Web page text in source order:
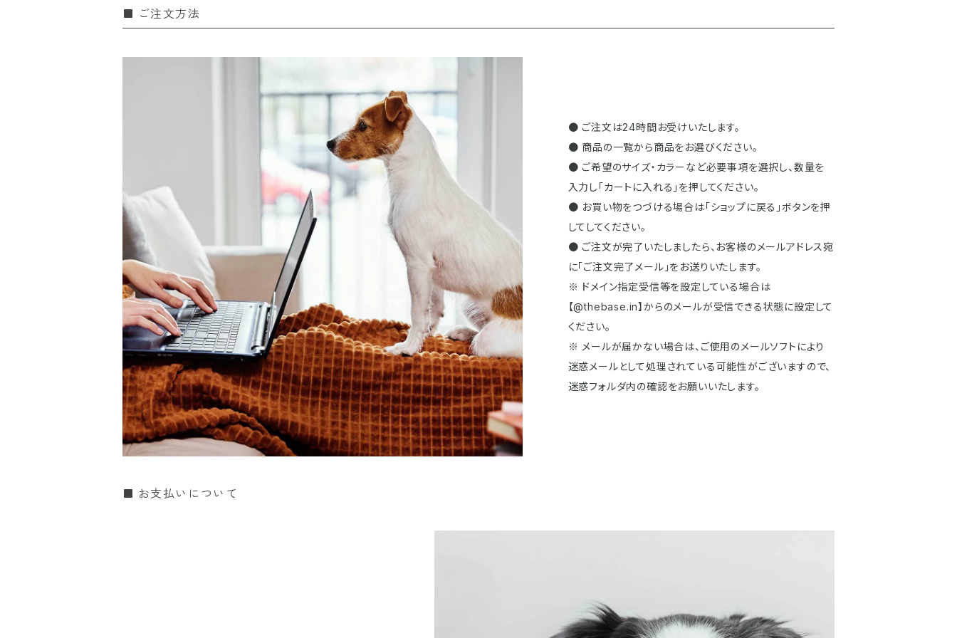
ご注文方法
● ご注文は24時間お受けいたします。
● 商品の一覧から商品をお選びください。
● ご希望のサイズ・カラーなど必要事項を選択し、数量を
入力し「カートに入れる」を押してください。
● お買い物をつづける場合は「ショップに戻る」ボタンを押
してしてください。
● ご注文が完了いたしましたら、お客様のメールアドレス宛
に「ご注文完了メール」をお送りいたします。
※ ドメイン指定受信等を設定している場合は
【@thebase.in】からのメールが受信できる状態に設定して
ください。
※ メールが届かない場合は、ご使用のメールソフトにより
迷惑メールとして処理されている可能性がございますので、
迷惑フォルダ内の確認をお願いいたします。
お支払いについて